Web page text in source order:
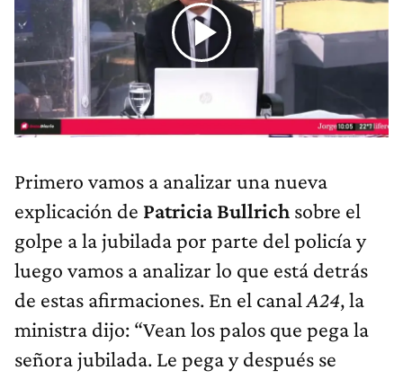
Primero vamos a analizar una nueva
explicación de Patricia Bullrich sobre el
golpe a la jubilada por parte del policía y
luego vamos a analizar lo que está detrás
de estas afirmaciones. En el canal A24, la
ministra dijo: “Vean los palos que pega la
señora jubilada. Le pega y después se